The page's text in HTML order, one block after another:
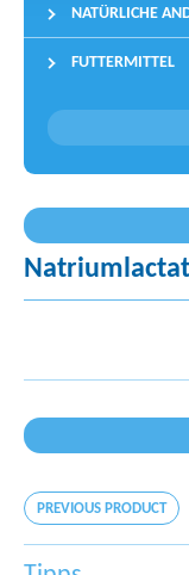
NATÜRLICHE
FUTTERMITTEL
PREVIOUS PRODUCT